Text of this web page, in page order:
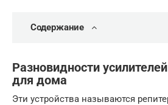
Содержание
Разновидности
для дома
Эти устройства называются